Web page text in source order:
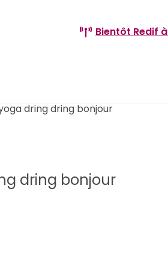
Bientôt Redif à
dring bonjour